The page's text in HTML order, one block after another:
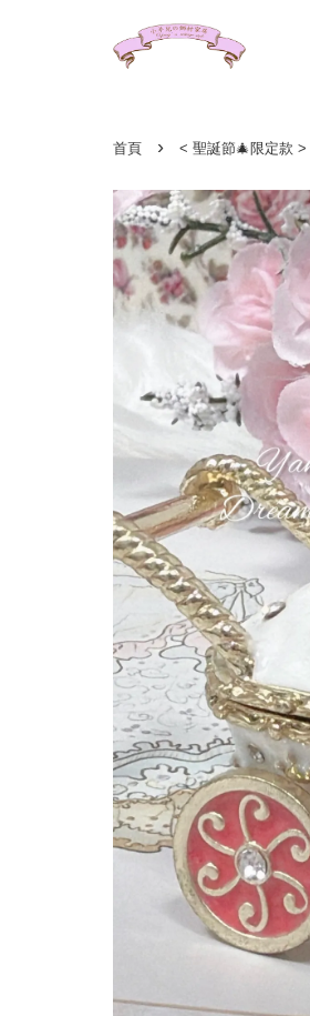
首頁 › < 聖誕節🎄限定款